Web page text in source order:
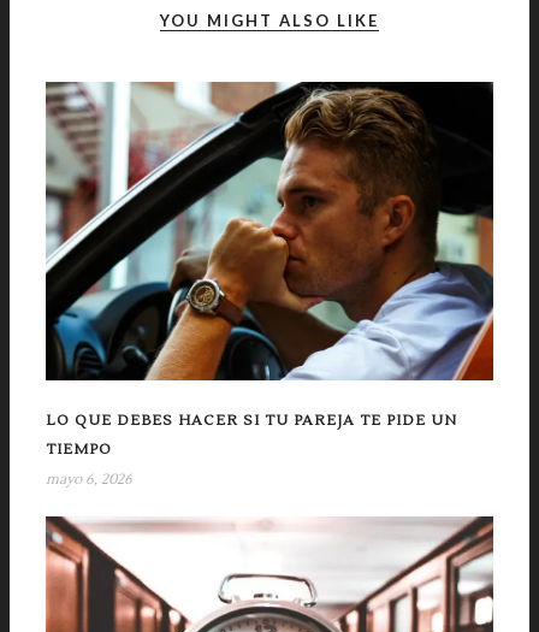
YOU MIGHT ALSO LIKE
LO QUE DEBES HACER SI TU PAREJA TE PIDE UN
TIEMPO
mayo 6, 2026